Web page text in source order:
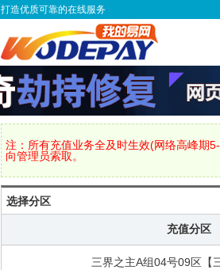
打造优质可靠的在线服务
注：所有充值业务全及时生效(网络高峰期
向管理员索取。
选择分区
充值分区
三界之主A组04号09区【